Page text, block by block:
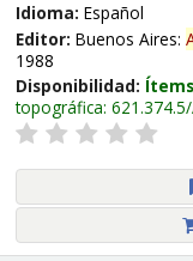
Idioma: Español
Editor: Buenos Aires:
1988
Disponibilidad:
topográfica: